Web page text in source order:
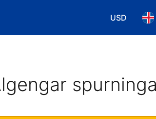
USD
Veldu